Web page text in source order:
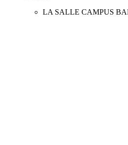
LA SALLE CAMPUS